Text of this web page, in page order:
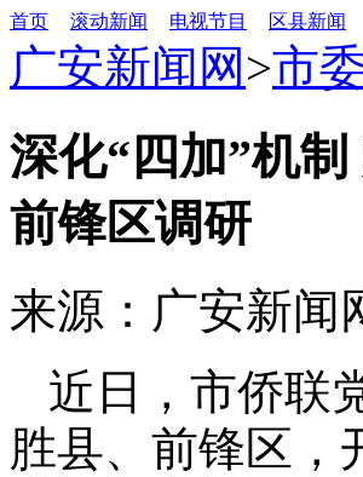
首页 滚动新闻 电视节目 区县新闻
广安新闻网 >市
深化“四加”机
前锋区调研
来源：广安新闻
近日，市侨联
胜县、前锋区，